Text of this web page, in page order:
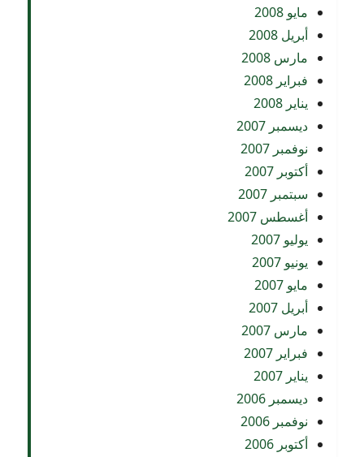
مايو 2008
أبريل 2008
مارس 2008
فبراير 2008
يناير 2008
ديسمبر 2007
نوفمبر 2007
أكتوبر 2007
سبتمبر 2007
أغسطس 2007
يوليو 2007
يونيو 2007
مايو 2007
أبريل 2007
مارس 2007
فبراير 2007
يناير 2007
ديسمبر 2006
نوفمبر 2006
أكتوبر 2006